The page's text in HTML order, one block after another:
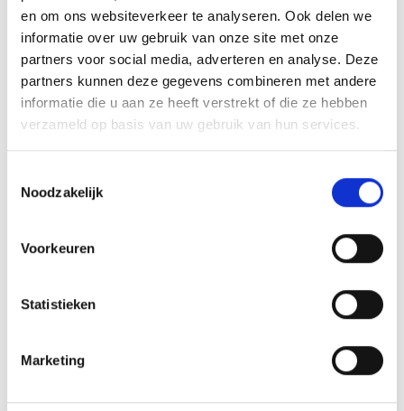
en om ons websiteverkeer te analyseren. Ook delen we
informatie over uw gebruik van onze site met onze
partners voor social media, adverteren en analyse. Deze
partners kunnen deze gegevens combineren met andere
informatie die u aan ze heeft verstrekt of die ze hebben
verzameld op basis van uw gebruik van hun services.
Noodzakelijk
Voorkeuren
Statistieken
Marketing
staat het vrij om eens een avondje mee te draaien met wellicht een
van je nieuwe collega’s.
Heb je interesse mail dan even naar
facilitairezaken@blauwgeel.nl of bel naar 0640245921
Willy de Poorter
TwitterFacebook
75 jarig jubileum Blauw Geel’38/Jumbo
Kermis Tombola op het sportpark